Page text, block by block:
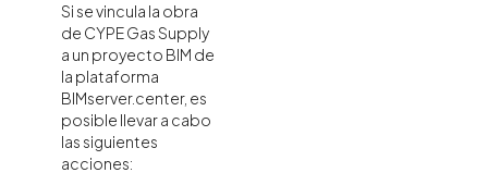
Si se vincula la obra
de CYPE Gas Supply
a un proyecto BIM de
la plataforma
BIMserver.center, es
posible llevar a cabo
las siguientes
acciones: